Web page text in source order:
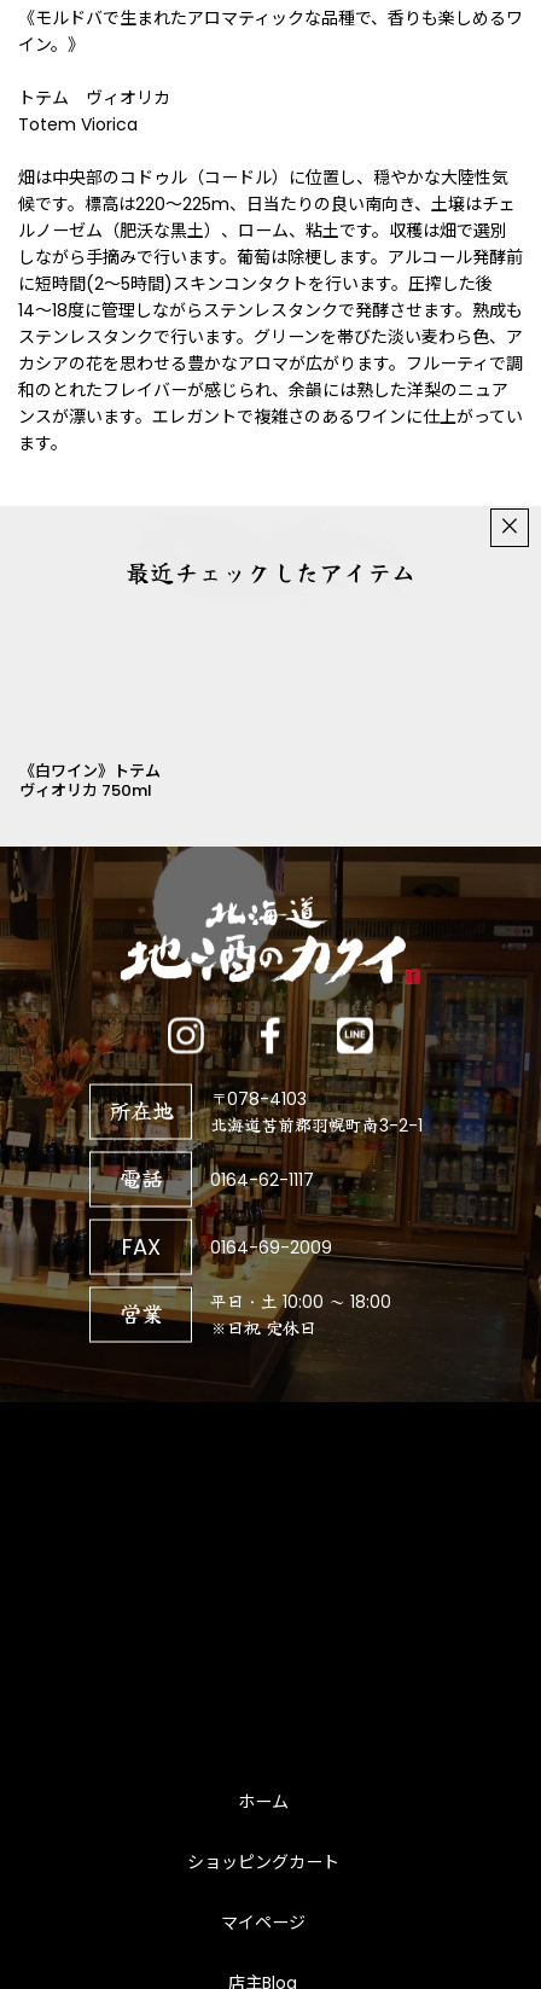
《モルドバで生まれたアロマティックな品種で、香りも楽しめるワ
イン。》
トテム ヴィオリカ
Totem Viorica
畑は中央部のコドゥル（コードル）に位置し、穏やかな大陸性気
候です。標高は220〜225m、日当たりの良い南向き、土壌はチェ
ルノーゼム（肥沃な黒土）、ローム、粘土です。収穫は畑で選別
しながら手摘みで行います。葡萄は除梗します。アルコール発酵前
に短時間(2〜5時間)スキンコンタクトを行います。圧搾した後
14〜18度に管理しながらステンレスタンクで発酵させます。熟成も
ステンレスタンクで行います。グリーンを帯びた淡い麦わら色、ア
カシアの花を思わせる豊かなアロマが広がります。フルーティで調
和のとれたフレイバーが感じられ、余韻には熟した洋梨のニュア
ンスが漂います。エレガントで複雑さのあるワインに仕上がってい
ます。
最近チェックしたアイテム
×
《白ワイン》トテム
ヴィオリカ 750ml
所在地
〒078-4103
北海道苫前郡羽幌町南3-2-1
電話 0164-62-1117
FAX 0164-69-2009
営業
平日・土 10:00 ～ 18:00
※日祝 定休日
ホーム
ショッピングカート
マイページ
店主Blog